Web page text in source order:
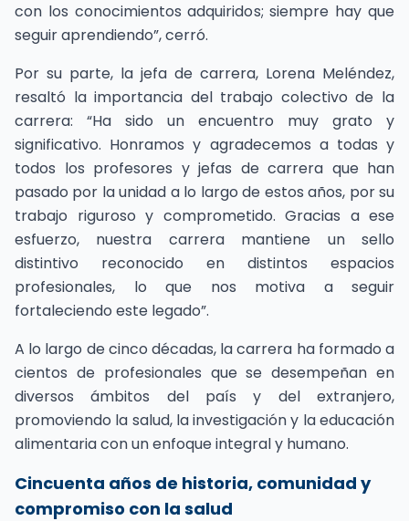
con los conocimientos adquiridos; siempre hay que
seguir aprendiendo”, cerró.
Por su parte, la jefa de carrera, Lorena Meléndez,
resaltó la importancia del trabajo colectivo de la
carrera: “Ha sido un encuentro muy grato y
significativo. Honramos y agradecemos a todas y
todos los profesores y jefas de carrera que han
pasado por la unidad a lo largo de estos años, por su
trabajo riguroso y comprometido. Gracias a ese
esfuerzo, nuestra carrera mantiene un sello
distintivo reconocido en distintos espacios
profesionales, lo que nos motiva a seguir
fortaleciendo este legado”.
A lo largo de cinco décadas, la carrera ha formado a
cientos de profesionales que se desempeñan en
diversos ámbitos del país y del extranjero,
promoviendo la salud, la investigación y la educación
alimentaria con un enfoque integral y humano.
Cincuenta años de historia, comunidad y
compromiso con la salud